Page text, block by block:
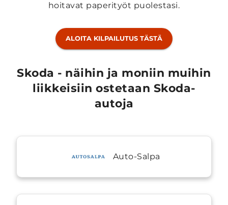
hoitavat paperityöt puolestasi.
ALOITA KILPAILUTUS TÄSTÄ
Skoda - näihin ja moniin muihin
liikkeisiin ostetaan Skoda-
autoja
Auto-Salpa